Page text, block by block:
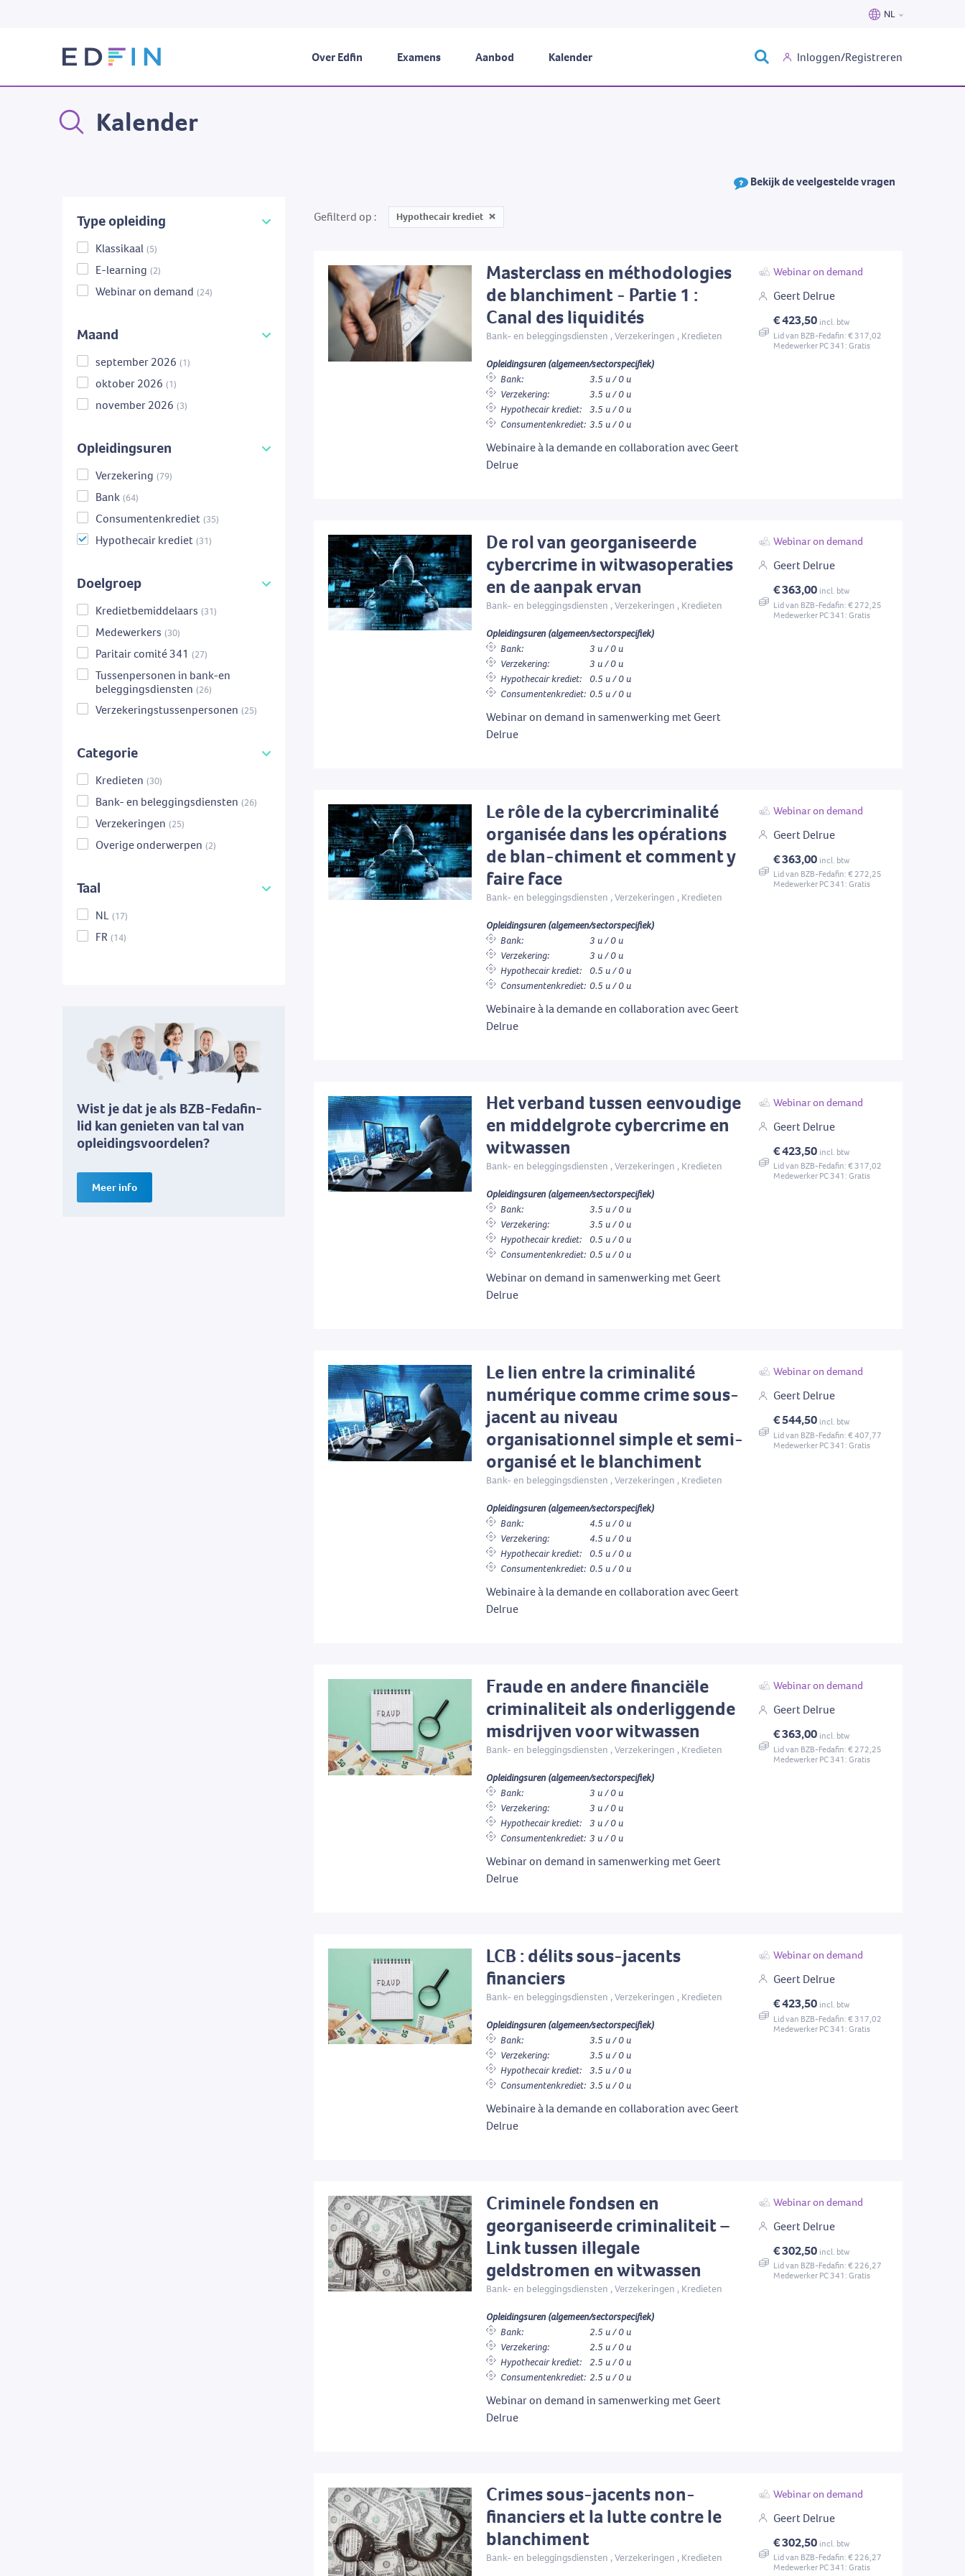
NL
Français
Over Edfin Examens Aanbod Kalender Inloggen/Registreren
Bekijk de veelgestelde vragen
Kalender
Type opleiding
Klassikaal (5)
E-learning (2)
Webinar on demand (24)
Maand
september 2026 (1)
oktober 2026 (1)
november 2026 (3)
Opleidingsuren
Verzekering (79)
Bank (64)
Consumentenkrediet (35)
Hypothecair krediet (31)
Doelgroep
Kredietbemiddelaars (31)
Medewerkers (30)
Paritair comité 341 (27)
Tussenpersonen in bank-en
beleggingsdiensten (26)
Verzekeringstussenpersonen (25)
Categorie
Kredieten (30)
Bank- en beleggingsdiensten (26)
Verzekeringen (25)
Overige onderwerpen (2)
Taal
NL (17)
FR (14)
Wist je dat je als BZB-Fedafin-
lid kan genieten van tal van
opleidingsvoordelen?
Meer info
Gefilterd op Hypothecair krediet
Masterclass en méthodologies
de blanchiment - Partie 1 :
Canal des liquidités
Bank- en beleggingsdiensten , Verzekeringen , Kredieten
Opleidingsuren (algemeen/sectorspecifiek)
Bank:
3.5 u / 0 u
Verzekering:
3.5 u / 0 u
Hypothecair krediet: 3.5 u / 0 u
Consumentenkrediet: 3.5 u / 0 u
Webinaire à la demande en collaboration avec Geert
Delrue
Webinar on demand
Geert Delrue
€ 423,50 incl. btw
Lid van BZB-Fedafin: € 317,02
Medewerker PC 341: Gratis
De rol van georganiseerde
cybercrime in witwasoperaties
en de aanpak ervan
Bank- en beleggingsdiensten , Verzekeringen , Kredieten
Opleidingsuren (algemeen/sectorspecifiek)
Bank:
3 u / 0 u
Verzekering:
3 u / 0 u
Hypothecair krediet:
0.5 u / 0 u
Consumentenkrediet: 0.5 u / 0 u
Webinar on demand in samenwerking met Geert
Delrue
Webinar on demand
Geert Delrue
€ 363,00 incl. btw
Lid van BZB-Fedafin: € 272,25
Medewerker PC 341: Gratis
Le rôle de la cybercriminalité
organisée dans les opérations
de blan-chiment et comment y
faire face
Bank- en beleggingsdiensten , Verzekeringen , Kredieten
Opleidingsuren (algemeen/sectorspecifiek)
Bank:
3 u / 0 u
Verzekering:
3 u / 0 u
Hypothecair krediet:
0.5 u / 0 u
Consumentenkrediet: 0.5 u / 0 u
Webinaire à la demande en collaboration avec Geert
Delrue
Webinar on demand
Geert Delrue
€ 363,00 incl. btw
Lid van BZB-Fedafin: € 272,25
Medewerker PC 341: Gratis
Het verband tussen eenvoudige
en middelgrote cybercrime en
witwassen
Bank- en beleggingsdiensten , Verzekeringen , Kredieten
Opleidingsuren (algemeen/sectorspecifiek)
Bank:
3.5 u / 0 u
Verzekering:
3.5 u / 0 u
Hypothecair krediet:
0.5 u / 0 u
Consumentenkrediet: 0.5 u / 0 u
Webinar on demand in samenwerking met Geert
Delrue
Webinar on demand
Geert Delrue
€ 423,50 incl. btw
Lid van BZB-Fedafin: € 317,02
Medewerker PC 341: Gratis
Le lien entre la criminalité
numérique comme crime sous-
jacent au niveau
organisationnel simple et semi-
organisé et le blanchiment
Bank- en beleggingsdiensten , Verzekeringen , Kredieten
Opleidingsuren (algemeen/sectorspecifiek)
Bank:
4.5 u / 0 u
Verzekering:
4.5 u / 0 u
Hypothecair krediet:
0.5 u / 0 u
Consumentenkrediet: 0.5 u / 0 u
Webinaire à la demande en collaboration avec Geert
Delrue
Webinar on demand
Geert Delrue
€ 544,50 incl. btw
Lid van BZB-Fedafin: € 407,77
Medewerker PC 341: Gratis
Fraude en andere financiële
criminaliteit als onderliggende
misdrijven voor witwassen
Bank- en beleggingsdiensten , Verzekeringen , Kredieten
Opleidingsuren (algemeen/sectorspecifiek)
Bank:
3 u / 0 u
Verzekering:
3 u / 0 u
Hypothecair krediet: 3 u / 0 u
Consumentenkrediet: 3 u / 0 u
Webinar on demand in samenwerking met Geert
Delrue
Webinar on demand
Geert Delrue
€ 363,00 incl. btw
Lid van BZB-Fedafin: € 272,25
Medewerker PC 341: Gratis
LCB : délits sous-jacents
financiers
Bank- en beleggingsdiensten , Verzekeringen , Kredieten
Opleidingsuren (algemeen/sectorspecifiek)
Bank:
3.5 u / 0 u
Verzekering:
3.5 u / 0 u
Hypothecair krediet: 3.5 u / 0 u
Consumentenkrediet: 3.5 u / 0 u
Webinaire à la demande en collaboration avec Geert
Delrue
Webinar on demand
Geert Delrue
€ 423,50 incl. btw
Lid van BZB-Fedafin: € 317,02
Medewerker PC 341: Gratis
Criminele fondsen en
georganiseerde criminaliteit –
Link tussen illegale
geldstromen en witwassen
Bank- en beleggingsdiensten , Verzekeringen , Kredieten
Opleidingsuren (algemeen/sectorspecifiek)
Bank:
2.5 u / 0 u
Verzekering:
2.5 u / 0 u
Hypothecair krediet: 2.5 u / 0 u
Consumentenkrediet: 2.5 u / 0 u
Webinar on demand in samenwerking met Geert
Delrue
Webinar on demand
Geert Delrue
€ 302,50 incl. btw
Lid van BZB-Fedafin: € 226,27
Medewerker PC 341: Gratis
Crimes sous-jacents non-
financiers et la lutte contre le
blanchiment
Bank- en beleggingsdiensten , Verzekeringen , Kredieten
Webinar on demand
Geert Delrue
€ 302,50 incl. btw
Lid van BZB-Fedafin: € 226,27
Medewerker PC 341: Gratis